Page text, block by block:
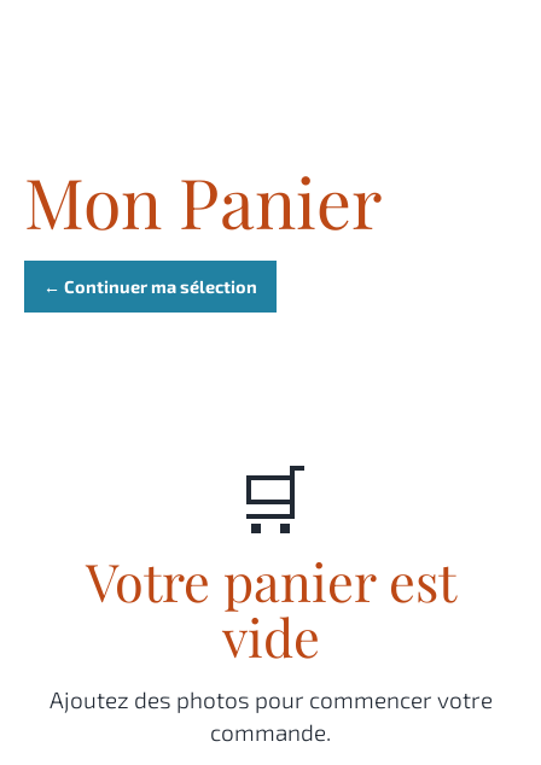
Mon Panier
← Continuer ma sélection
🛒
Votre panier est
vide
Ajoutez des photos pour commencer votre
commande.